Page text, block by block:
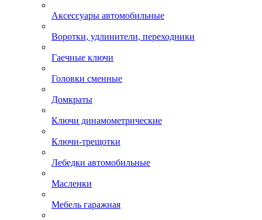
Аксессуары автомобильные
Воротки, удлинители, переходники
Гаечные ключи
Головки сменные
Домкраты
Ключи динамометрические
Ключи-трещотки
Лебедки автомобильные
Масленки
Мебель гаражная